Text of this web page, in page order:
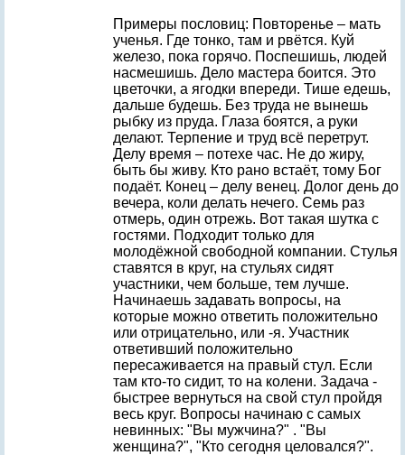
Примеры пословиц: Повторенье – мать
ученья. Где тонко, там и рвётся. Куй
железо, пока горячо. Поспешишь, людей
насмешишь. Дело мастера боится. Это
цветочки, а ягодки впереди. Тише едешь,
дальше будешь. Без труда не вынешь
рыбку из пруда. Глаза боятся, а руки
делают. Терпение и труд всё перетрут.
Делу время – потехе час. Не до жиру,
быть бы живу. Кто рано встаёт, тому Бог
подаёт. Конец – делу венец. Долог день до
вечера, коли делать нечего. Семь раз
отмерь, один отрежь. Вот такая шутка с
гостями. Подходит только для
молодёжной свободной компании. Стулья
ставятся в круг, на стульях сидят
участники, чем больше, тем лучше.
Начинаешь задавать вопросы, на
которые можно ответить положительно
или отрицательно, или -я. Участник
ответивший положительно
пересаживается на правый стул. Если
там кто-то сидит, то на колени. Задача -
быстрее вернуться на свой стул пройдя
весь круг. Вопросы начинаю с самых
невинных: "Вы мужчина?" . "Вы
женщина?", "Кто сегодня целовался?".